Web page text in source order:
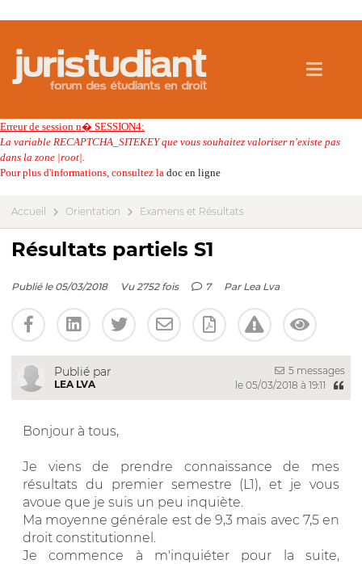
Erreur de session n� SESSION4:
La variable RECAPTCHA_SITEKEY que vous souhaitez valoriser n'existe pas
dans la zone |root|.
Pour plus d'informations, consultez la doc en ligne
Accueil Orientation Examens et Résultats
Résultats partiels S1
Publié le 05/03/2018 Vu 2752 fois 7 Par Lea Lva
Publié par
LEA LVA
5 messages
le 05/03/2018 à 19:11
Bonjour à tous,
Je viens de prendre connaissance de mes
résultats du premier semestre (L1), et je vous
avoue que je suis un peu inquiète.
Ma moyenne générale est de 9,3 mais avec 7,5 en
droit constitutionnel.
Je commence à m'inquiéter pour la suite,